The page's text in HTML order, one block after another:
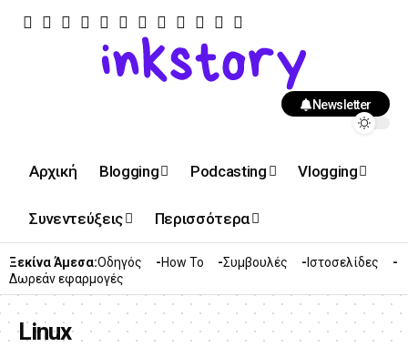
Newsletter
Αρχική Blogging Podcasting Vlogging
Συνεντεύξεις Περισσότερα
Ξεκίνα Άμεσα:Οδηγός How To Συμβουλές
Ιστοσελίδες
Δωρεάν εφαρμογές
Linux